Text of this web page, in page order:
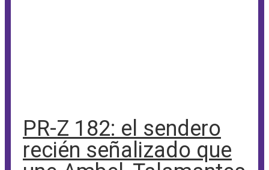
PR-Z 182: el sendero
recién señalizado que